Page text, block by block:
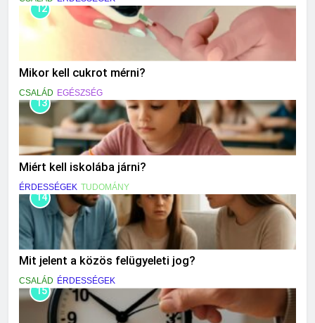
12
Mikor kell cukrot mérni?
CSALÁD EGÉSZSÉG
13
Miért kell iskolába járni?
ÉRDESSÉGEK TUDOMÁNY
14
Mit jelent a közös felügyeleti jog?
CSALÁD ÉRDESSÉGEK
15